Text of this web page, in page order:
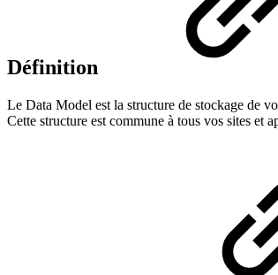
Définition
Le Data Model est la structure de stockage de
Cette structure est commune à tous vos sites et